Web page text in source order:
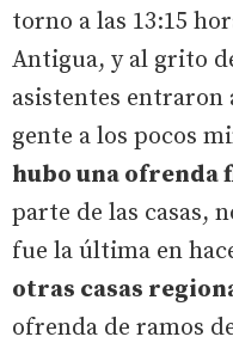
torno a las 13:15
Antigua, y al grito
asistentes entraron
gente a los pocos
hubo una ofrenda
parte de las casas,
fue la última en
otras casas
ofrenda de ramos